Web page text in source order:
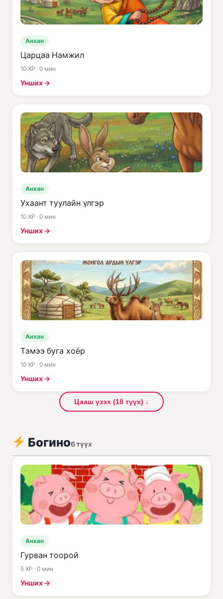
Анхан
Царцаа Намжил
10 XP · 0 мин
Унших →
Анхан
Ухаант туулайн үлгэр
10 XP · 0 мин
Унших →
Анхан
Тэмээ буга хоёр
10 XP · 0 мин
Унших →
Цааш үзэх (18 түүх) ↓
Богино6 түүх
Анхан
Гурван тоорой
5 XP · 0 мин
Унших →